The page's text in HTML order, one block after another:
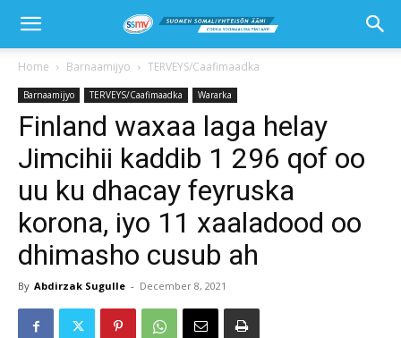
Home Barnaamijyo TERVEYS/Caafimaadka
Barnaamijyo TERVEYS/Caafimaadka Wararka
Finland waxaa laga helay
Jimcihii kaddib 1 296 qof oo
uu ku dhacay feyruska
korona, iyo 11 xaaladood oo
dhimasho cusub ah
By Abdirzak Sugulle - December 8, 2021